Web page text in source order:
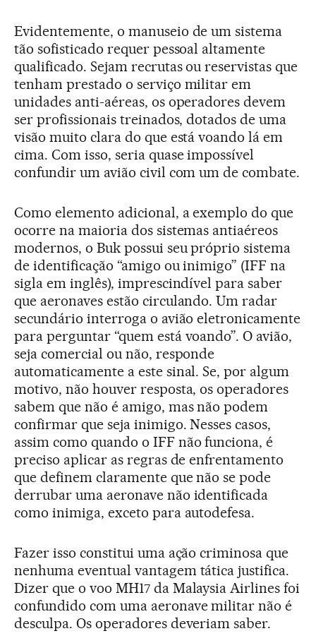
Evidentemente, o manuseio de um sistema
tão sofisticado requer pessoal altamente
qualificado. Sejam recrutas ou reservistas que
tenham prestado o serviço militar em
unidades anti-aéreas, os operadores devem
ser profissionais treinados, dotados de uma
visão muito clara do que está voando lá em
cima. Com isso, seria quase impossível
confundir um avião civil com um de combate.
Como elemento adicional, a exemplo do que
ocorre na maioria dos sistemas antiaéreos
modernos, o Buk possui seu próprio sistema
de identificação “amigo ou inimigo” (IFF na
sigla em inglês), imprescindível para saber
que aeronaves estão circulando. Um radar
secundário interroga o avião eletronicamente
para perguntar “quem está voando”. O avião,
seja comercial ou não, responde
automaticamente a este sinal. Se, por algum
motivo, não houver resposta, os operadores
sabem que não é amigo, mas não podem
confirmar que seja inimigo. Nesses casos,
assim como quando o IFF não funciona, é
preciso aplicar as regras de enfrentamento
que definem claramente que não se pode
derrubar uma aeronave não identificada
como inimiga, exceto para autodefesa.
Fazer isso constitui uma ação criminosa que
nenhuma eventual vantagem tática justifica.
Dizer que o voo MH17 da Malaysia Airlines foi
confundido com uma aeronave militar não é
desculpa. Os operadores deveriam saber.